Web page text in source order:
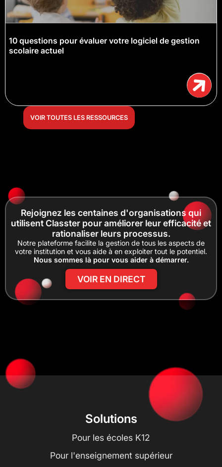
10 questions pour évaluer votre logiciel de gestion
scolaire actuel
VOIR TOUTES LES RESSOURCES
Rejoignez les centaines d'organisations qui
utilisent Classter pour améliorer leur efficacité et
rationaliser leurs processus.
Notre plateforme facilite la gestion de tous les aspects de
votre institution et vous aide à en exploiter tout le potentiel.
Nous sommes là pour vous aider à démarrer.
VOIR EN DIRECT
Solutions
Pour les écoles K12
Pour l'enseignement supérieur